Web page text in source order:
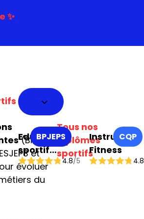
✨
(BPJEPS,
et
évoluer
du
Tous nos
diplômes
sportifs
BPJEPS
Educateur
sportif
mention
multi-
4.8/5
CQP
Instructeur
Fitness
4.8